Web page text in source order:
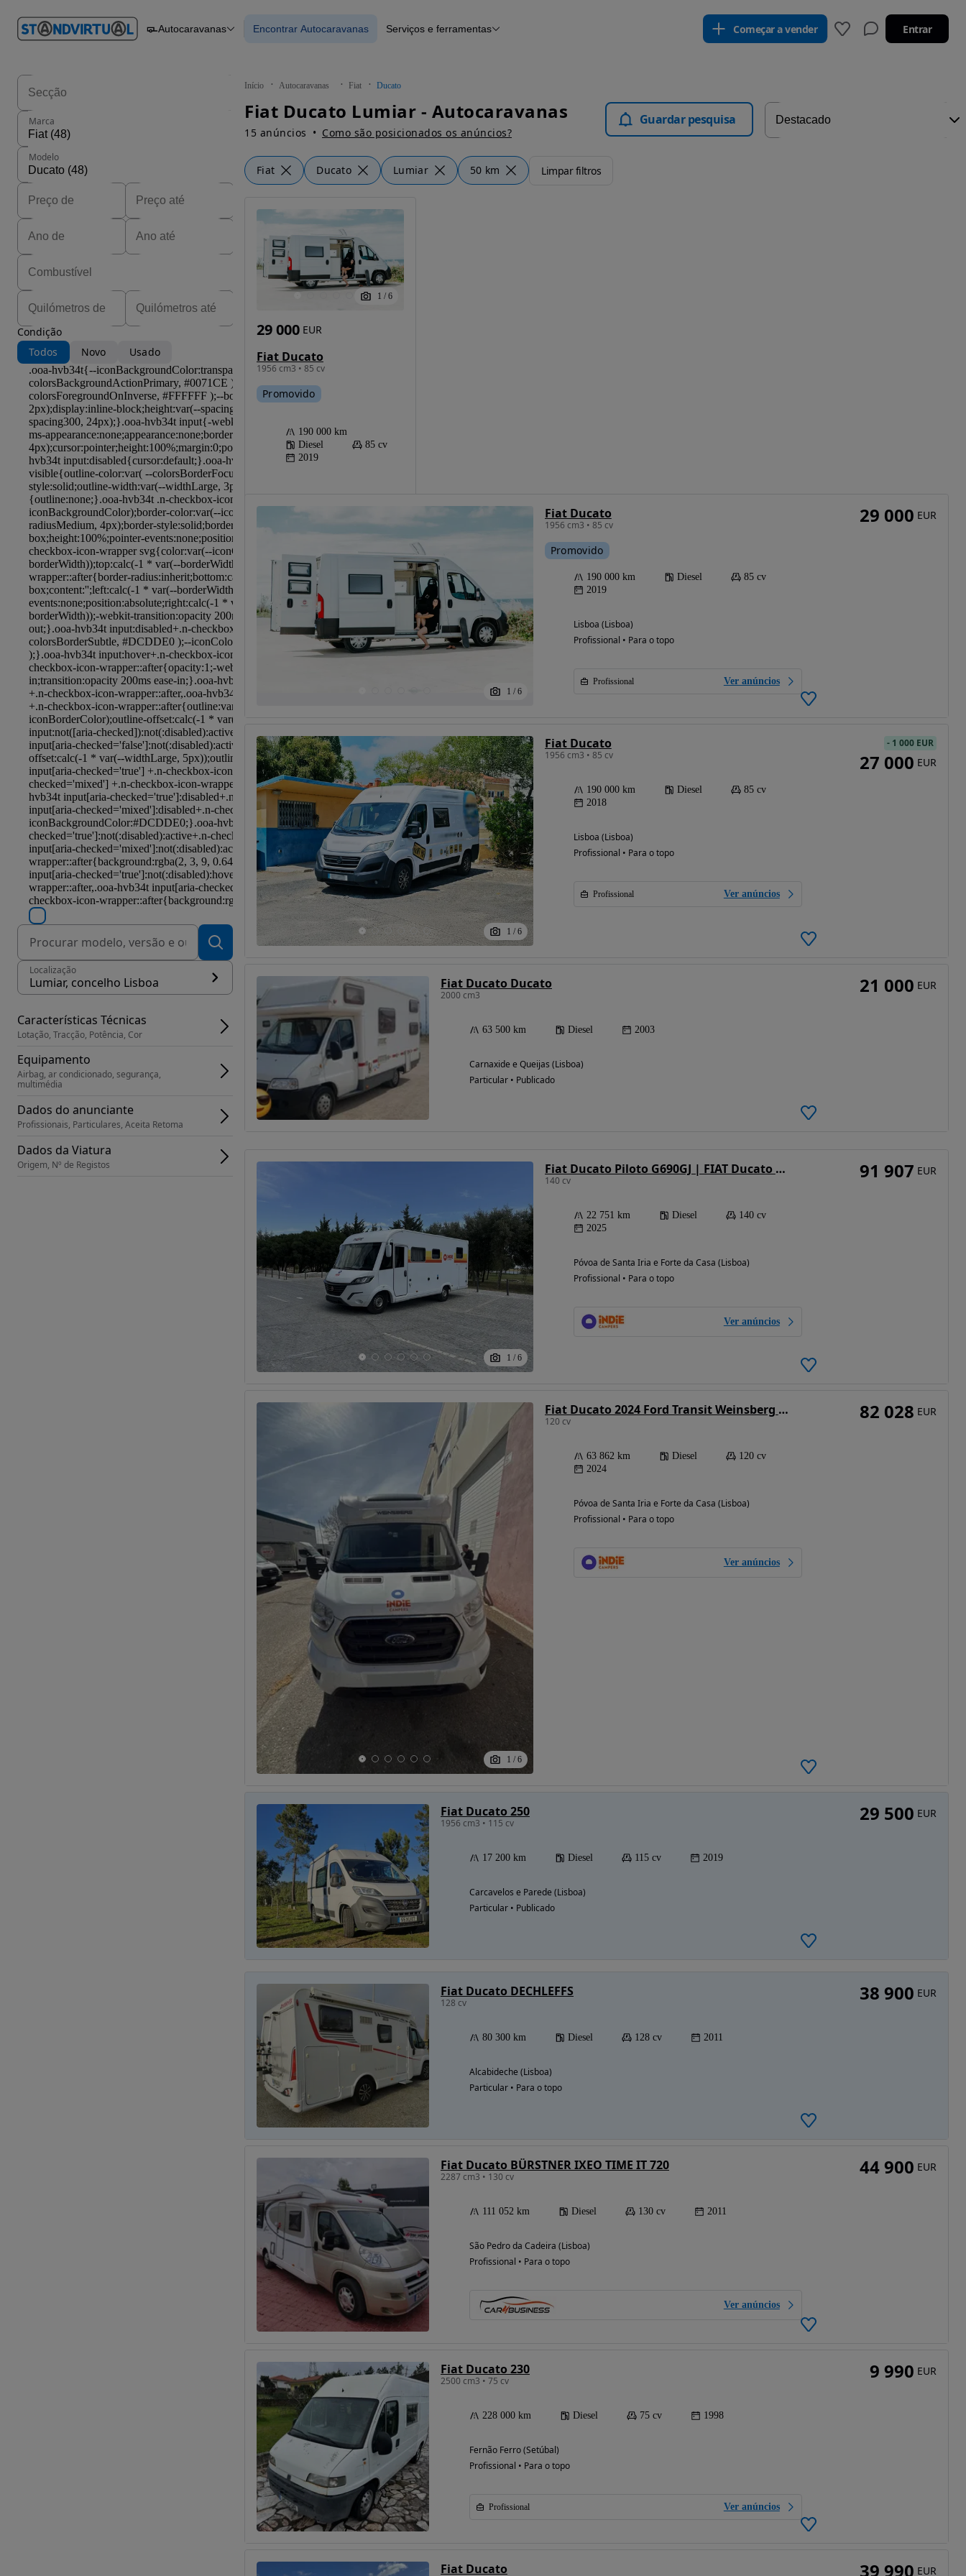
em
Carros Carros
Autocaravanas Encontrar Autocaravanas Serviços e ferramentas Começar a vender Entrar
Início Autocaravanas Fiat Ducato
Fiat Ducato Lumiar - Autocaravanas
15 anúncios Como são posicionados os anúncios?
Guardar pesquisa
Fiat Ducato Lumiar 50 km Limpar filtros
Marca
Modelo
Condição
Todos
Novo Usado
Possibilidade de
financiamento
Localização
Lumiar, concelho Lisboa
Características Técnicas
Lotação, Tracção, Potência, Cor
Equipamento
Airbag, ar condicionado, segurança,
multimédia
Dados do anunciante
Profissionais, Particulares, Aceita Retoma
Dados da Viatura
Origem, Nº de Registos
1 / 6
Fiat Ducato
1956 cm3 • 85 cv
29 000 EUR
Promovido
190 000 km
Diesel
85 cv
2019
1 / 6
Fiat Ducato
1956 cm3 • 85 cv
Promovido
190 000 km Diesel
85 cv
2019
Lisboa (Lisboa)
Profissional • Para o topo
Profissional Ver anúncios
29 000 EUR
1 / 6
Fiat Ducato
1956 cm3 • 85 cv
190 000 km Diesel
85 cv
2018
Lisboa (Lisboa)
Profissional • Para o topo
Profissional Ver anúncios
- 1 000 EUR
27 000 EUR
Fiat Ducato Ducato
2000 cm3
63 500 km Diesel 2003
Carnaxide e Queijas (Lisboa)
Particular • Publicado
21 000 EUR
1 / 6
Fiat Ducato Piloto G690GJ | FIAT Ducato 2.2 Mjet Euro 6e 140hp Auto | 2025
140 cv
22 751 km Diesel
140 cv
2025
Póvoa de Santa Iria e Forte da Casa (Lisboa)
Profissional • Para o topo
Ver anúncios
91 907 EUR
1 / 6
Fiat Ducato 2024 Ford Transit Weinsberg Carasuite | Automática | Dorme 5 Pessoas
120 cv
63 862 km Diesel
120 cv
2024
Póvoa de Santa Iria e Forte da Casa (Lisboa)
Profissional • Para o topo
Ver anúncios
82 028 EUR
Fiat Ducato 250
1956 cm3 • 115 cv
17 200 km Diesel 115 cv 2019
Carcavelos e Parede (Lisboa)
Particular • Publicado
29 500 EUR
Fiat Ducato DECHLEFFS
128 cv
80 300 km Diesel 128 cv 2011
Alcabideche (Lisboa)
Particular • Para o topo
38 900 EUR
Fiat Ducato BÜRSTNER IXEO TIME IT 720
2287 cm3 • 130 cv
111 052 km Diesel 130 cv 2011
São Pedro da Cadeira (Lisboa)
Profissional • Para o topo
Ver anúncios
44 900 EUR
Fiat Ducato 230
2500 cm3 • 75 cv
228 000 km Diesel 75 cv 1998
Fernão Ferro (Setúbal)
Profissional • Para o topo
Profissional Ver anúncios
9 990 EUR
Fiat Ducato 39 990 EUR